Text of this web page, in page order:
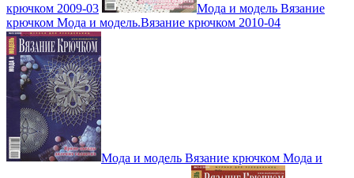
крючком 2009-03
Мода и модель Вязание
крючком Мода и модель.Вязание крючком 2010-04
Мода и модель Вязание крючком Мода и